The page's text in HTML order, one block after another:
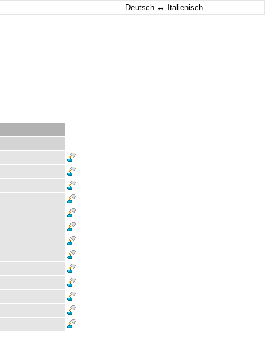
Deutsch ↔ Italienisch